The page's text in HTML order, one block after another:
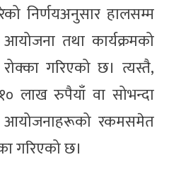
निर्णयअनुसार हालसम्म
तथा कार्यक्रमको
गरिएको छ। त्यस्तै,
लाख रुपैयाँ वा सोभन्दा
रकमसमेत
गरिएको छ।